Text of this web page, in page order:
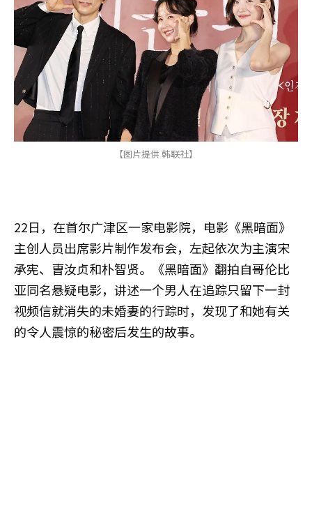
【图片提供 韩联社】
22日，在首尔广津区一家电影院，电影《黑暗面》
主创人员出席影片制作发布会，左起依次为主演宋
承宪、曺汝贞和朴智贤。《黑暗面》翻拍自哥伦比
亚同名悬疑电影，讲述一个男人在追踪只留下一封
视频信就消失的未婚妻的行踪时，发现了和她有关
的令人震惊的秘密后发生的故事。